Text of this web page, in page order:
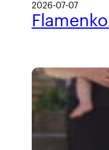
2026-07-07